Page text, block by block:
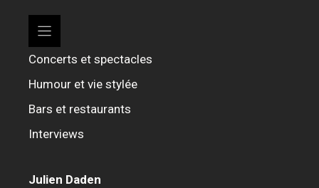
Concerts et spectacles
Humour et vie stylée
Bars et restaurants
Interviews
Julien Daden